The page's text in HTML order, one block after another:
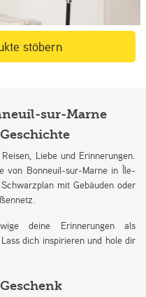
stöbern
sur-Marne
Liebe und Erinnerungen.
von Bonneuil-sur-Marne in Île-
mit Gebäuden oder
deine Erinnerungen als
dich inspirieren und hole dir